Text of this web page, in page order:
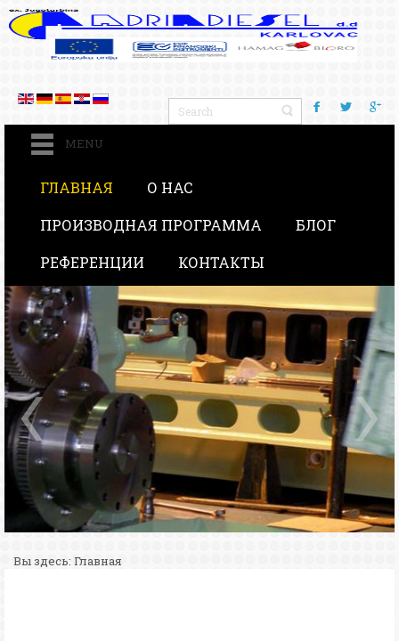
MENU
ГЛАВНАЯ
О НАС
ПРОИЗВОДНАЯ ПРОГРАММА
БЛОГ
РЕФЕРЕНЦИИ
КОНТАКТЫ
Вы здесь: Главная